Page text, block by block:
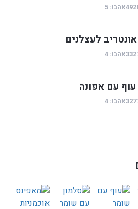
אהבו: 5
לעצלנים
אהבו: 4
עם אפונה
אהבו: 4